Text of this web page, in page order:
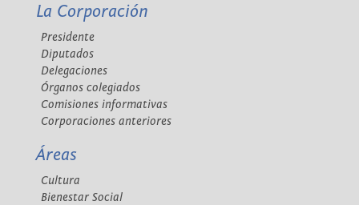
La Corporación
Presidente
Diputados
Delegaciones
Órganos colegiados
Comisiones informativas
Corporaciones anteriores
Áreas
Cultura
Bienestar Social